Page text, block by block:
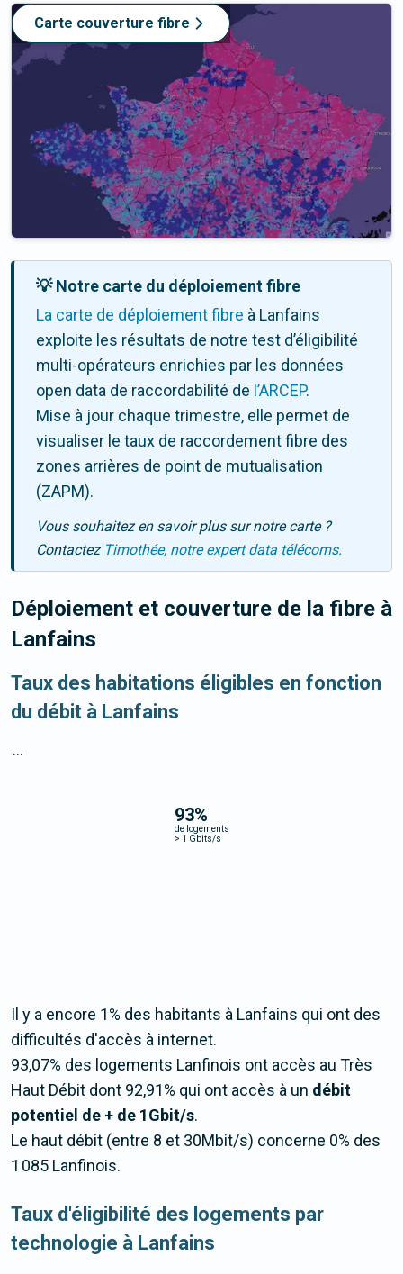
Carte couverture fibre
💡 Notre carte du déploiement fibre
La carte de déploiement fibre à Lanfains
exploite les résultats de notre test d’éligibilité
multi-opérateurs enrichies par les données
open data de raccordabilité de l’ARCEP.
Mise à jour chaque trimestre, elle permet de
visualiser le taux de raccordement fibre des
zones arrières de point de mutualisation
(ZAPM).
Vous souhaitez en savoir plus sur notre carte ?
Contactez Timothée, notre expert data télécoms.
Déploiement et couverture de la fibre à
Lanfains
Taux des habitations éligibles en fonction
du débit à Lanfains
93%
de logements
> 1 Gbits/s
...
Il y a encore 1% des habitants à Lanfains qui ont des
difficultés d'accès à internet.
93,07% des logements Lanfinois ont accès au Très
Haut Débit dont 92,91% qui ont accès à un débit
potentiel de + de 1Gbit/s.
Le haut débit (entre 8 et 30Mbit/s) concerne 0% des
1 085 Lanfinois.
Taux d'éligibilité des logements par
technologie à Lanfains